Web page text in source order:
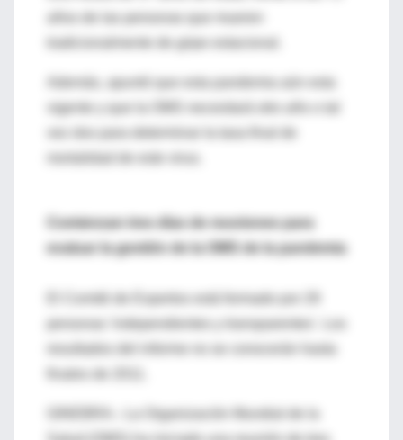
Además, apuntó que esta pandemia aún esta
vigente y que la OMS necesitará otro año o tal
Comienzan tres días de reuniones para
evaluar la gestión de la OMS de la pandemia
personas 'independientes y transparentes'. Los
GINEBRA.- La Organización Mundial de la